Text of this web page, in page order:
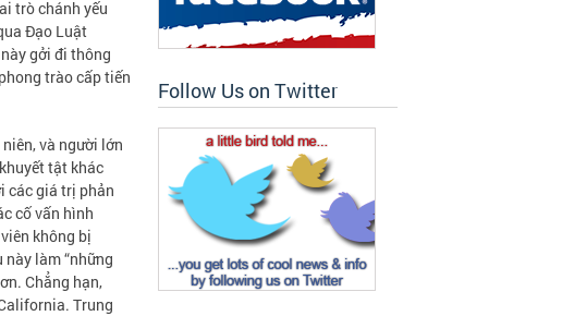
trò chánh yếu
Đạo Luật
gởi đi thông
trào cấp tiến
và người lớn
tật khác
các giá trị phản
cố vấn hình
không bị
làm “những
Chẳng hạn,
Trung
Follow Us on Twitter